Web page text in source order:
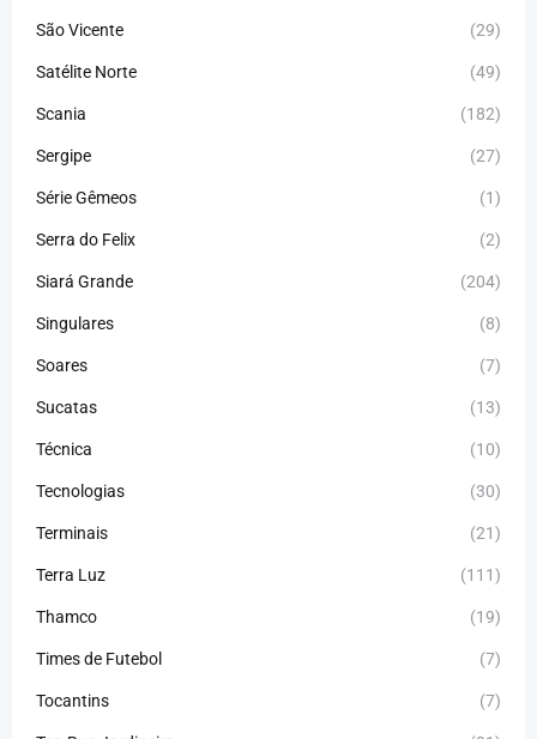
São Vicente (29)
Satélite Norte (49)
Scania (182)
Sergipe (27)
Série Gêmeos (1)
Serra do Felix (2)
Siará Grande (204)
Singulares (8)
Soares (7)
Sucatas (13)
Técnica (10)
Tecnologias (30)
Terminais (21)
Terra Luz (111)
Thamco (19)
Times de Futebol (7)
Tocantins (7)